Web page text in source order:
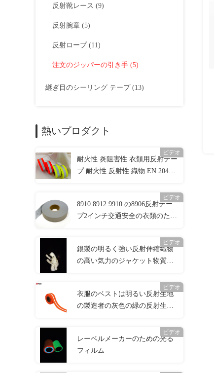
反射靴レース (9)
反射腕章 (5)
反射ロープ (11)
注文のジッパーの引き手 (5)
継ぎ目のシーリング テープ (13)
熱いプロダクト
ビデオ
耐火性 炎阻害性 衣類用反射テー
プ 耐火性 反射性 織物 EN 20471
ビデオ
8910 8912 9910 の8906反射テー
プ2インチ交通安全の衣類のため
ビデオ
銀製の明るく強い反射伸縮織物
の高い気力のジャケット物質的
ビデオ
衣服のベストは明るい反射生地
の製造者の灰色の緑の反射生地
ビデオ
レーベルメーカーのための光る
フィルム